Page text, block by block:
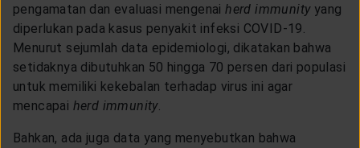
pengamatan dan evaluasi mengenaiherd immunityyang
diperlukan pada kasus penyakit infeksi COVID-19.
Menurut sejumlah data epidemiologi, dikatakan bahwa
setidaknya dibutuhkan 50 hingga 70 persen dari populasi
untuk memiliki kekebalan terhadap virus ini agar
mencapai herd immunity.
Bahkan, ada juga data yang menyebutkan bahwa